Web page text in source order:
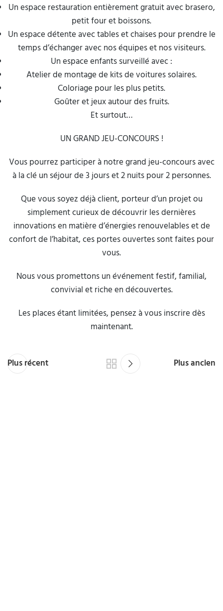
Un espace restauration entièrement gratuit avec brasero,
petit four et boissons.
Un espace détente avec tables et chaises pour prendre le
temps d’échanger avec nos équipes et nos visiteurs.
Un espace enfants surveillé avec :
Atelier de montage de kits de voitures solaires.
Coloriage pour les plus petits.
Goûter et jeux autour des fruits.
Et surtout…
UN GRAND JEU-CONCOURS !
Vous pourrez participer à notre grand jeu-concours avec
à la clé un séjour de 3 jours et 2 nuits pour 2 personnes.
Que vous soyez déjà client, porteur d’un projet ou
simplement curieux de découvrir les dernières
innovations en matière d’énergies renouvelables et de
confort de l’habitat, ces portes ouvertes sont faites pour
vous.
Nous vous promettons un événement festif, familial,
convivial et riche en découvertes.
Les places étant limitées, pensez à vous inscrire dès
maintenant.
Plus récent Plus ancien